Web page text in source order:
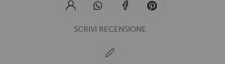
SCRIVI RECENSIONE